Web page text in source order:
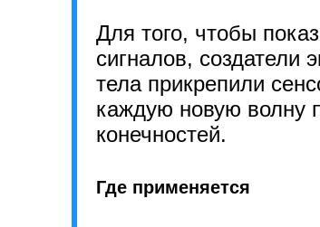
Для того, чтобы
сигналов, создатели
тела прикрепили
каждую новую волну
конечностей.
Где применяется